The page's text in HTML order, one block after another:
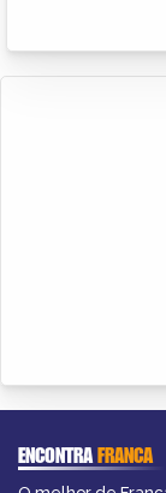
ENCONTRAFRANCA